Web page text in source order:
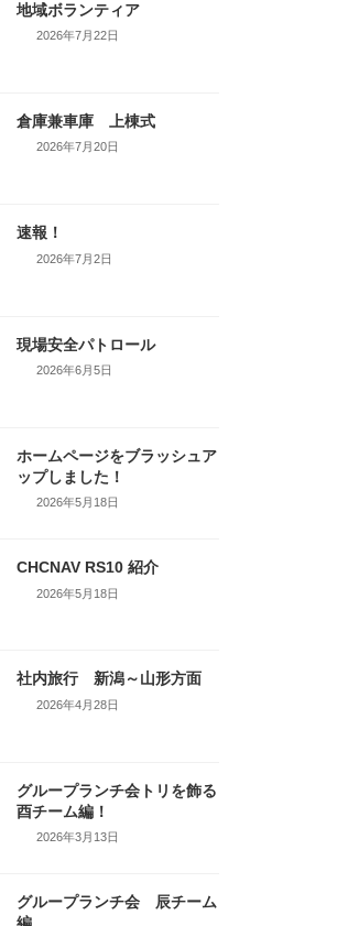
地域ボランティア
2026年7月22日
倉庫兼車庫 上棟式
2026年7月20日
速報！
2026年7月2日
現場安全パトロール
2026年6月5日
ホームページをブラッシュア
ップしました！
2026年5月18日
CHCNAV RS10 紹介
2026年5月18日
社内旅行 新潟～山形方面
2026年4月28日
グループランチ会トリを飾る
酉チーム編！
2026年3月13日
グループランチ会 辰チーム